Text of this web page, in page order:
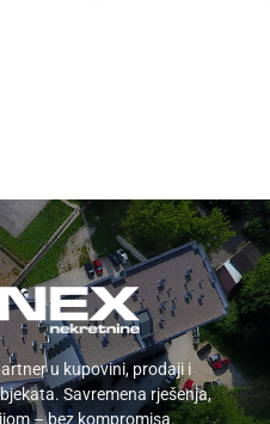
u kupovini, prodaji i
Savremena rješenja,
– bez kompromisa.